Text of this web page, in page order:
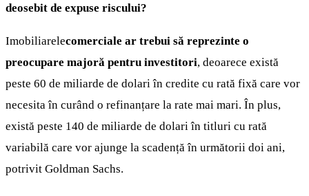
deosebit de expuse riscului?
Imobiliarelecomerciale ar trebui să reprezinte o
preocupare majoră pentru investitori, deoarece există
peste 60 de miliarde de dolari în credite cu rată fixă care vor
necesita în curând o refinanțare la rate mai mari. În plus,
există peste 140 de miliarde de dolari în titluri cu rată
variabilă care vor ajunge la scadență în următorii doi ani,
potrivit Goldman Sachs.